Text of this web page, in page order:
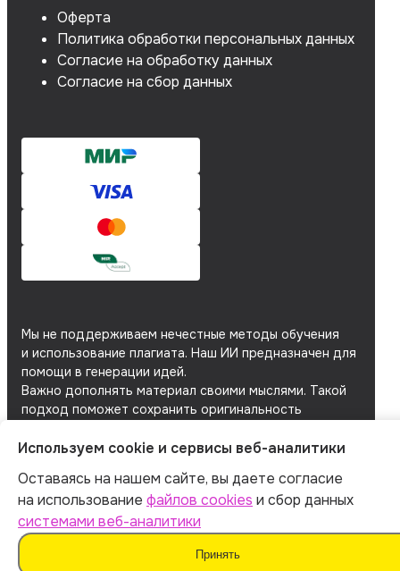
Оферта
Политика обработки персональных данных
Согласие на обработку данных
Согласие на сбор данных
Мы не поддерживаем нечестные методы обучения
и использование плагиата. Наш ИИ предназначен для
помощи в генерации идей.
Важно дополнять материал своими мыслями. Такой
подход поможет сохранить оригинальность
Мы используемфайлы cookieисервисы веб-
аналитикидля персонализации сервисов
и повышения удобства пользования сайтом.
Если вы не согласны на их использование, поменяйте
настройки браузера.
Используем cookie и сервисы веб-аналитики
Оставаясь на нашем сайте, вы даете согласие
на использование файлов cookies и сбор данных
системами веб-аналитики
Принять